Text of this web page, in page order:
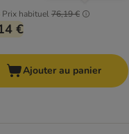
Prix habituel76,19 €
€
Ajouter au panier